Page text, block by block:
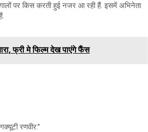
गालों पर किस करती हुई नजर आ रही हैं. इसमें अभिनेता
फ्री मे फिल्म देख पाएंगे फैंस
रणवीर.”